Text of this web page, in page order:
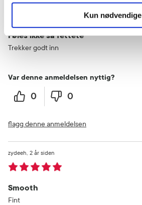
Kun nødvendige
Føles ikke så fettete
Trekker godt inn
Var denne anmeldelsen nyttig?
0 0
flagg denne anmeldelsen
Smooth
2 år siden
zydeeh
Fint